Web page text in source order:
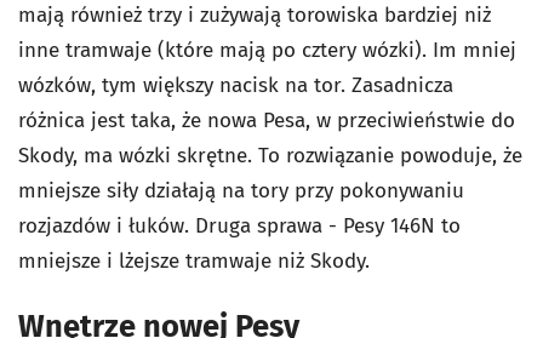
mają również trzy i zużywają torowiska bardziej niż
inne tramwaje (które mają po cztery wózki). Im mniej
wózków, tym większy nacisk na tor. Zasadnicza
różnica jest taka, że nowa Pesa, w przeciwieństwie do
Skody, ma wózki skrętne. To rozwiązanie powoduje, że
mniejsze siły działają na tory przy pokonywaniu
rozjazdów i łuków. Druga sprawa - Pesy 146N to
mniejsze i lżejsze tramwaje niż Skody.
Wnętrze nowej Pesy